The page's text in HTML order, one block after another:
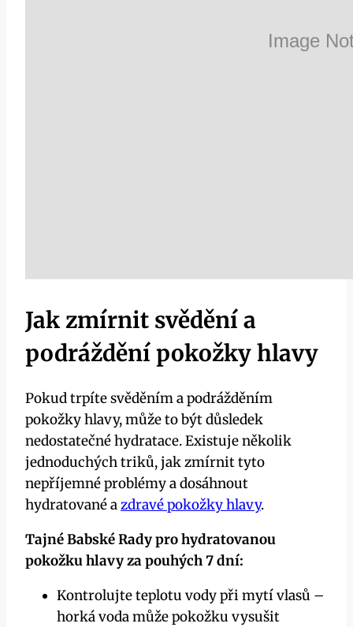
Jak zmírnit svědění a
podráždění pokožky hlavy
Pokud trpíte svěděním a podrážděním
pokožky hlavy, může to být důsledek
nedostatečné hydratace. Existuje několik
jednoduchých triků, jak zmírnit tyto
nepříjemné problémy a dosáhnout
hydratované azdravé pokožky hlavy.
Tajné Babské Rady pro hydratovanou
pokožku hlavy za pouhých 7 dní:
Kontrolujte teplotu vody při mytí vlasů –
horká voda může pokožku vysušit